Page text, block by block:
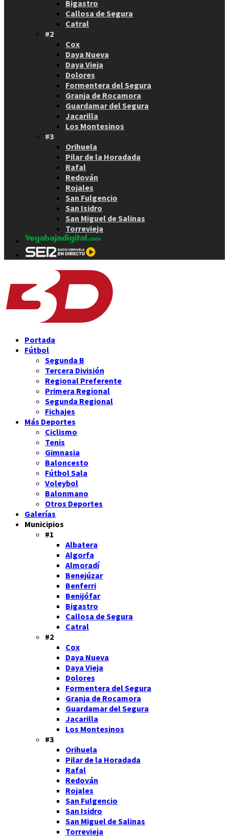
Bigastro
Callosa de Segura
Catral
#2
Cox
Daya Nueva
Daya Vieja
Dolores
Formentera del Segura
Granja de Rocamora
Guardamar del Segura
Jacarilla
Los Montesinos
#3
Orihuela
Pilar de la Horadada
Rafal
Redován
Rojales
San Fulgencio
San Isidro
San Miguel de Salinas
Torrevieja
Portada
Fútbol
Segunda B
Tercera División
Regional Preferente
Primera Regional
Segunda Regional
Fichajes
Más Deportes
Ciclismo
Tenis
Gimnasia
Baloncesto
Fútbol Sala
Voleybol
Balonmano
Otros Deportes
Galerías
Municipios
#1
Albatera
Algorfa
Almoradí
Benejúzar
Benferri
Benijófar
Bigastro
Callosa de Segura
Catral
#2
Cox
Daya Nueva
Daya Vieja
Dolores
Formentera del Segura
Granja de Rocamora
Guardamar del Segura
Jacarilla
Los Montesinos
#3
Orihuela
Pilar de la Horadada
Rafal
Redován
Rojales
San Fulgencio
San Isidro
San Miguel de Salinas
Torrevieja